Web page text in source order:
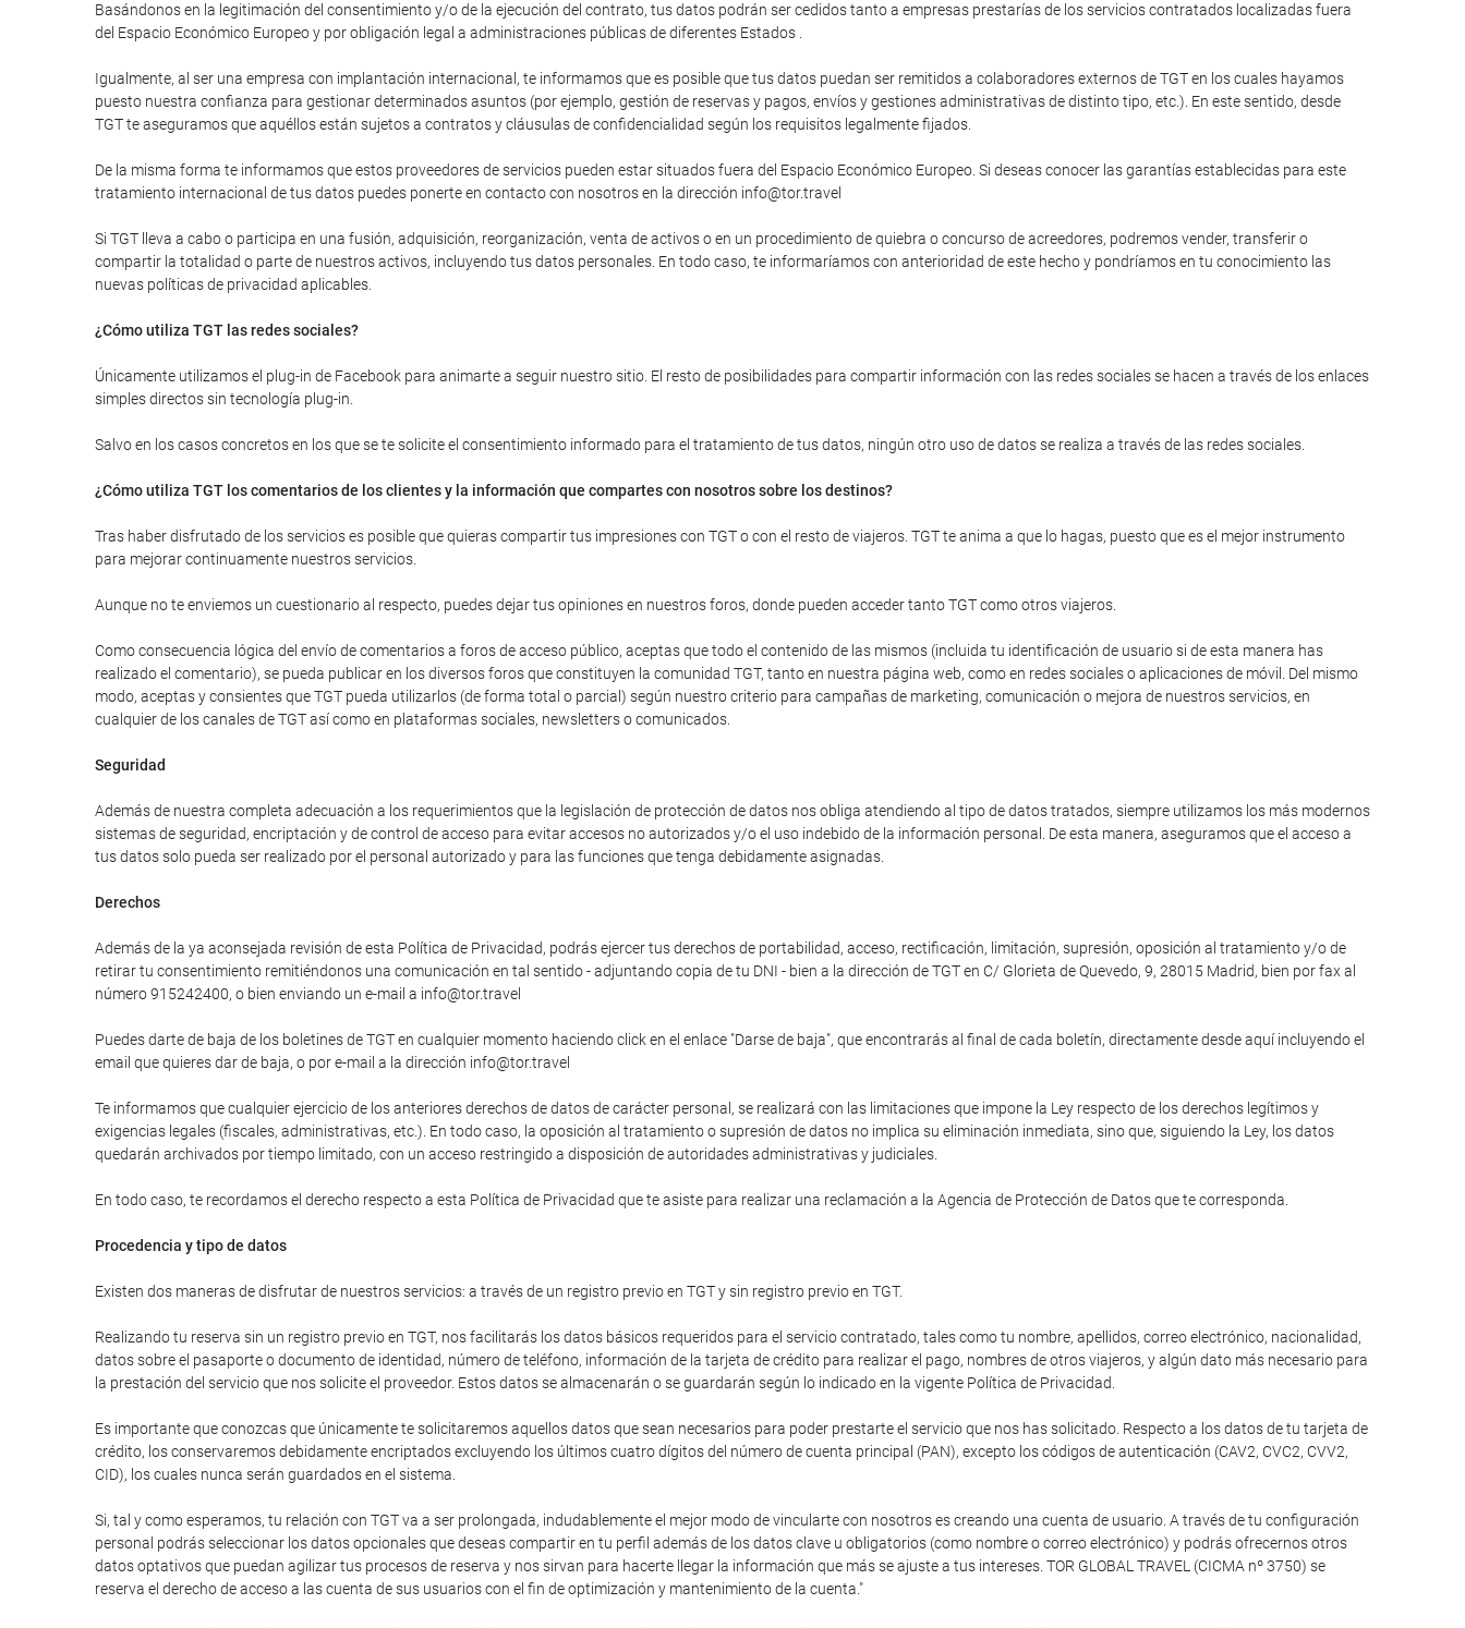
Basándonos en la legitimación del consentimiento y/o de la ejecución del contrato, tus datos podrán ser cedidos tanto a empresas prestarías de los servicios contratados localizadas fuera
del Espacio Económico Europeo y por obligación legal a administraciones públicas de diferentes Estados .
Igualmente, al ser una empresa con implantación internacional, te informamos que es posible que tus datos puedan ser remitidos a colaboradores externos de TGT en los cuales hayamos
puesto nuestra confianza para gestionar determinados asuntos (por ejemplo, gestión de reservas y pagos, envíos y gestiones administrativas de distinto tipo, etc.). En este sentido, desde
TGT te aseguramos que aquéllos están sujetos a contratos y cláusulas de confidencialidad según los requisitos legalmente fijados.
De la misma forma te informamos que estos proveedores de servicios pueden estar situados fuera del Espacio Económico Europeo. Si deseas conocer las garantías establecidas para este
tratamiento internacional de tus datos puedes ponerte en contacto con nosotros en la dirección info@tor.travel
Si TGT lleva a cabo o participa en una fusión, adquisición, reorganización, venta de activos o en un procedimiento de quiebra o concurso de acreedores, podremos vender, transferir o
compartir la totalidad o parte de nuestros activos, incluyendo tus datos personales. En todo caso, te informaríamos con anterioridad de este hecho y pondríamos en tu conocimiento las
nuevas políticas de privacidad aplicables.
¿Cómo utiliza TGT las redes sociales?
Únicamente utilizamos el plug-in de Facebook para animarte a seguir nuestro sitio. El resto de posibilidades para compartir información con las redes sociales se hacen a través de los enlaces
simples directos sin tecnología plug-in.
Salvo en los casos concretos en los que se te solicite el consentimiento informado para el tratamiento de tus datos, ningún otro uso de datos se realiza a través de las redes sociales.
¿Cómo utiliza TGT los comentarios de los clientes y la información que compartes con nosotros sobre los destinos?
Tras haber disfrutado de los servicios es posible que quieras compartir tus impresiones con TGT o con el resto de viajeros. TGT te anima a que lo hagas, puesto que es el mejor instrumento
para mejorar continuamente nuestros servicios.
Aunque no te enviemos un cuestionario al respecto, puedes dejar tus opiniones en nuestros foros, donde pueden acceder tanto TGT como otros viajeros.
Como consecuencia lógica del envío de comentarios a foros de acceso público, aceptas que todo el contenido de las mismos (incluida tu identificación de usuario si de esta manera has
realizado el comentario), se pueda publicar en los diversos foros que constituyen la comunidad TGT, tanto en nuestra página web, como en redes sociales o aplicaciones de móvil. Del mismo
modo, aceptas y consientes que TGT pueda utilizarlos (de forma total o parcial) según nuestro criterio para campañas de marketing, comunicación o mejora de nuestros servicios, en
cualquier de los canales de TGT así como en plataformas sociales, newsletters o comunicados.
Seguridad
Además de nuestra completa adecuación a los requerimientos que la legislación de protección de datos nos obliga atendiendo al tipo de datos tratados, siempre utilizamos los más modernos
sistemas de seguridad, encriptación y de control de acceso para evitar accesos no autorizados y/o el uso indebido de la información personal. De esta manera, aseguramos que el acceso a
tus datos solo pueda ser realizado por el personal autorizado y para las funciones que tenga debidamente asignadas.
Derechos
Además de la ya aconsejada revisión de esta Política de Privacidad, podrás ejercer tus derechos de portabilidad, acceso, rectificación, limitación, supresión, oposición al tratamiento y/o de
retirar tu consentimiento remitiéndonos una comunicación en tal sentido - adjuntando copia de tu DNI - bien a la dirección de TGT en C/ Glorieta de Quevedo, 9, 28015 Madrid, bien por fax al
número 915242400, o bien enviando un e-mail a info@tor.travel
Puedes darte de baja de los boletines de TGT en cualquier momento haciendo click en el enlace "Darse de baja", que encontrarás al final de cada boletín, directamente desde aquí incluyendo el
email que quieres dar de baja, o por e-mail a la dirección info@tor.travel
Te informamos que cualquier ejercicio de los anteriores derechos de datos de carácter personal, se realizará con las limitaciones que impone la Ley respecto de los derechos legítimos y
exigencias legales (fiscales, administrativas, etc.). En todo caso, la oposición al tratamiento o supresión de datos no implica su eliminación inmediata, sino que, siguiendo la Ley, los datos
quedarán archivados por tiempo limitado, con un acceso restringido a disposición de autoridades administrativas y judiciales.
En todo caso, te recordamos el derecho respecto a esta Política de Privacidad que te asiste para realizar una reclamación a la Agencia de Protección de Datos que te corresponda.
Procedencia y tipo de datos
Existen dos maneras de disfrutar de nuestros servicios: a través de un registro previo en TGT y sin registro previo en TGT.
Realizando tu reserva sin un registro previo en TGT, nos facilitarás los datos básicos requeridos para el servicio contratado, tales como tu nombre, apellidos, correo electrónico, nacionalidad,
datos sobre el pasaporte o documento de identidad, número de teléfono, información de la tarjeta de crédito para realizar el pago, nombres de otros viajeros, y algún dato más necesario para
la prestación del servicio que nos solicite el proveedor. Estos datos se almacenarán o se guardarán según lo indicado en la vigente Política de Privacidad.
Es importante que conozcas que únicamente te solicitaremos aquellos datos que sean necesarios para poder prestarte el servicio que nos has solicitado. Respecto a los datos de tu tarjeta de
crédito, los conservaremos debidamente encriptados excluyendo los últimos cuatro dígitos del número de cuenta principal (PAN), excepto los códigos de autenticación (CAV2, CVC2, CVV2,
CID), los cuales nunca serán guardados en el sistema.
Si, tal y como esperamos, tu relación con TGT va a ser prolongada, indudablemente el mejor modo de vincularte con nosotros es creando una cuenta de usuario. A través de tu configuración
personal podrás seleccionar los datos opcionales que deseas compartir en tu perfil además de los datos clave u obligatorios (como nombre o correo electrónico) y podrás ofrecernos otros
datos optativos que puedan agilizar tus procesos de reserva y nos sirvan para hacerte llegar la información que más se ajuste a tus intereses. TOR GLOBAL TRAVEL (CICMA nº 3750) se
reserva el derecho de acceso a las cuenta de sus usuarios con el fin de optimización y mantenimiento de la cuenta."